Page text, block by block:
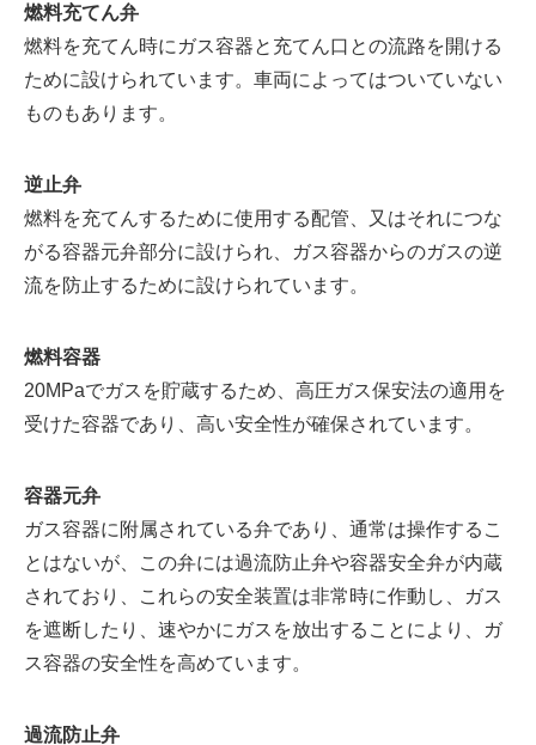
燃料充てん弁
燃料を充てん時にガス容器と充てん口との流路を開ける
ために設けられています。車両によってはついていない
ものもあります。
逆止弁
燃料を充てんするために使用する配管、又はそれにつな
がる容器元弁部分に設けられ、ガス容器からのガスの逆
流を防止するために設けられています。
燃料容器
20MPaでガスを貯蔵するため、高圧ガス保安法の適用を
受けた容器であり、高い安全性が確保されています。
容器元弁
ガス容器に附属されている弁であり、通常は操作するこ
とはないが、この弁には過流防止弁や容器安全弁が内蔵
されており、これらの安全装置は非常時に作動し、ガス
を遮断したり、速やかにガスを放出することにより、ガ
ス容器の安全性を高めています。
過流防止弁